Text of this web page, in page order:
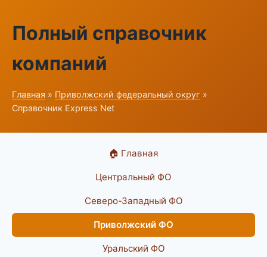
Полный справочник
компаний
Главная » Приволжский федеральный округ »
Справочник Express Net
🏠 Главная
Центральный ФО
Северо-Западный ФО
Приволжский ФО
Уральский ФО